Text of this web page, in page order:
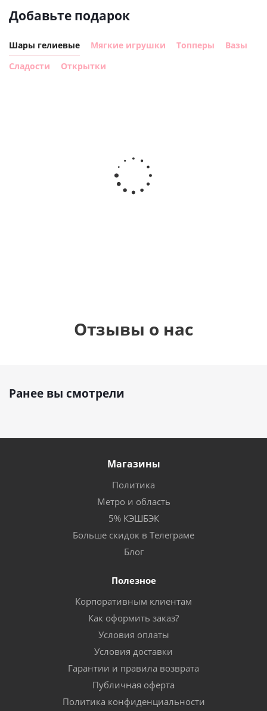
Добавьте подарок
Шары гелиевые Мягкие игрушки Топперы
Вазы
Сладости
Открытки
гелиевый
цифра 4
(40х102
Отзывы о нас
Ранее вы смотрели
Магазины
Политика
Метро и область
5% КЭШБЭК
Больше скидок в Телеграме
Блог
Полезное
Корпоративным клиентам
Как оформить заказ?
Условия оплаты
Условия доставки
Гарантии и правила возврата
Публичная оферта
Политика конфиденциальности